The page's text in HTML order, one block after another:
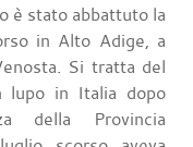
è stato abbattuto la
in Alto Adige, a
Si tratta del
lupo in Italia dopo
della Provincia